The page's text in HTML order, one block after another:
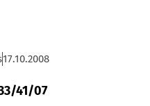
17.10.2008
41/07